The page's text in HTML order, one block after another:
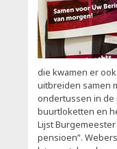
die kwamen er
uitbreiden samen
ondertussen in de
buurtloketten en
Lijst
pensioen”.